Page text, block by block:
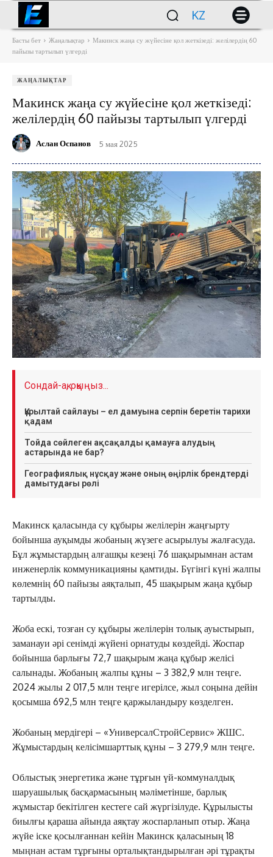
KZ
Басты бет Жаңалықтар
Макинск жаңа су жүйесіне қол жеткізеді: желілердің 60
пайызы тартылып үлгерді
ЖАҢАЛЫҚТАР
Макинск жаңа су жүйесіне қол жеткізеді:
желілердің 60 пайызы тартылып үлгерді
Аслан Оспанов 5 мая 2025
Сондай-ақ, оқыңыз...
Құрылтай сайлауы – ел дамуына серпін беретін тарихи
қадам
Тойда сөйлеген ақсақалды қамауға алудың
астарында не бар?
Географиялық нұсқау және оның өңірлік брендтерді
дамытудағы рөлі
Макинск қаласында су құбыры желілерін жаңғырту
бойынша ауқымды жобаның жүзеге асырылуы жалғасуда.
Бұл жұмыстардың алғашқы кезеңі 76 шақырымнан астам
инженерлік коммуникацияны қамтиды. Бүгінгі күні жалпы
көлемнің 60 пайызы аяқталып, 45 шақырым жаңа құбыр
тартылды.
Жоба ескі, тозған су құбыры желілерін толық ауыстырып,
заманауи әрі сенімді жүйені орнатуды көздейді. Жоспар
бойынша барлығы 72,7 шақырым жаңа құбыр желісі
салынады. Жобаның жалпы құны – 3 382,9 млн теңге.
2024 жылы 2 017,5 млн теңге игерілсе, жыл соңына дейін
қосымша 692,5 млн теңге қаржыландыру көзделген.
Жобаның мердігері – «УниверсалСтройСервис» ЖШС.
Жұмыстардың келісімшарттық құны – 3 279,9 млн теңге.
Облыстық энергетика және тұрғын үй-коммуналдық
шаруашылық басқармасының мәліметінше, барлық
жұмыстар бекітілген кестеге сай жүргізілуде. Құрылысты
биылғы қараша айында аяқтау жоспарланып отыр. Жаңа
жүйе іске қосылғаннан кейін Макинск қаласының 18
мыңнан астам тұрғыны орталықтандырылған әрі тұрақты